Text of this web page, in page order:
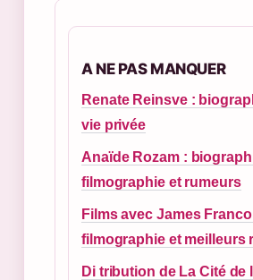
A NE PAS MANQUER
Renate Reinsve :
vie privée
Anaïde Rozam :
filmographie et rumeurs
Films avec James
filmographie et meilleurs
Di tribution de La Cité de